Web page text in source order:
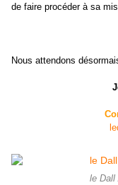
de faire procéder à sa
Nous attendons
le Dall